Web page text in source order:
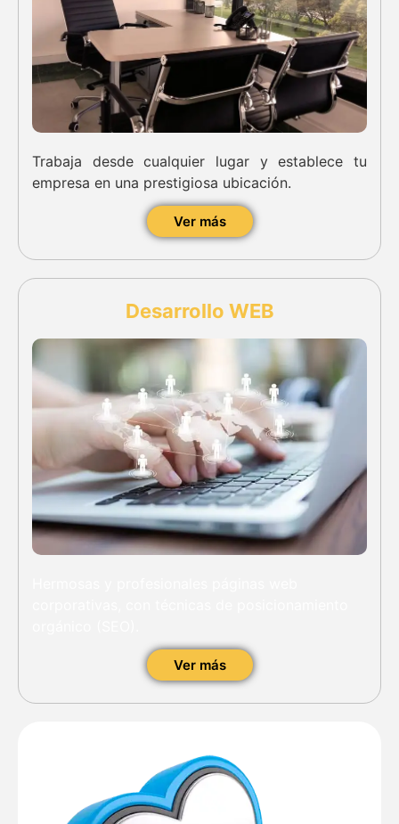
Trabaja desde cualquier lugar y establece tu
empresa en una prestigiosa ubicación.
Ver más
Desarrollo WEB
Ver más